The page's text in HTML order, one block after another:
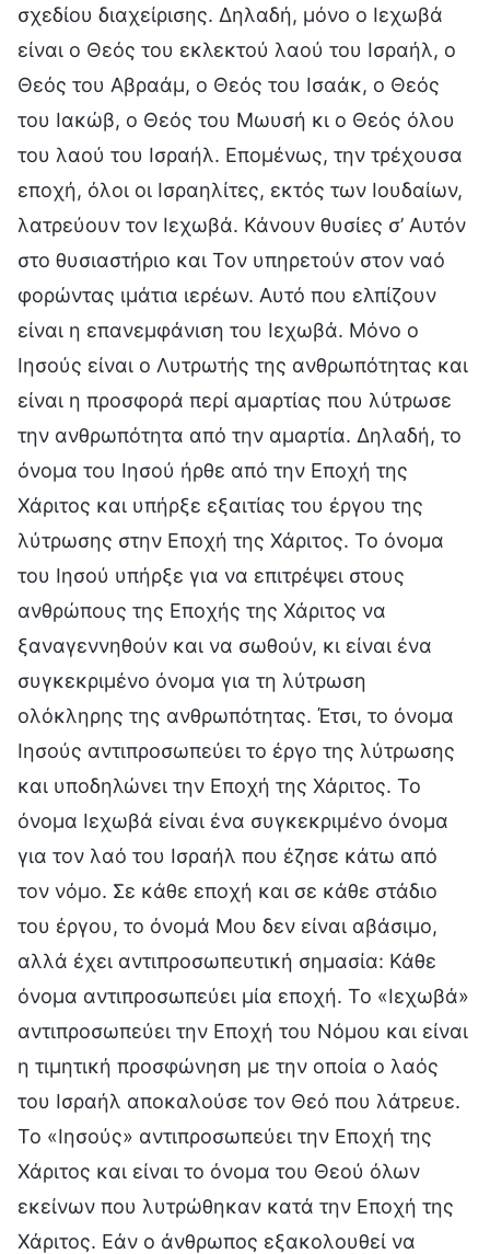
σχεδίου διαχείρισης. Δηλαδή, μόνο ο Ιεχωβά
είναι ο Θεός του εκλεκτού λαού του Ισραήλ, ο
Θεός του Αβραάμ, ο Θεός του Ισαάκ, ο Θεός
του Ιακώβ, ο Θεός του Μωυσή κι ο Θεός όλου
του λαού του Ισραήλ. Επομένως, την τρέχουσα
εποχή, όλοι οι Ισραηλίτες, εκτός των Ιουδαίων,
λατρεύουν τον Ιεχωβά. Κάνουν θυσίες σ’ Αυτόν
στο θυσιαστήριο και Τον υπηρετούν στον ναό
φορώντας ιμάτια ιερέων. Αυτό που ελπίζουν
είναι η επανεμφάνιση του Ιεχωβά. Μόνο ο
Ιησούς είναι ο Λυτρωτής της ανθρωπότητας και
είναι η προσφορά περί αμαρτίας που λύτρωσε
την ανθρωπότητα από την αμαρτία. Δηλαδή, το
όνομα του Ιησού ήρθε από την Εποχή της
Χάριτος και υπήρξε εξαιτίας του έργου της
λύτρωσης στην Εποχή της Χάριτος. Το όνομα
του Ιησού υπήρξε για να επιτρέψει στους
ανθρώπους της Εποχής της Χάριτος να
ξαναγεννηθούν και να σωθούν, κι είναι ένα
συγκεκριμένο όνομα για τη λύτρωση
ολόκληρης της ανθρωπότητας. Έτσι, το όνομα
Ιησούς αντιπροσωπεύει το έργο της λύτρωσης
και υποδηλώνει την Εποχή της Χάριτος. Το
όνομα Ιεχωβά είναι ένα συγκεκριμένο όνομα
για τον λαό του Ισραήλ που έζησε κάτω από
τον νόμο. Σε κάθε εποχή και σε κάθε στάδιο
του έργου, το όνομά Μου δεν είναι αβάσιμο,
αλλά έχει αντιπροσωπευτική σημασία: Κάθε
όνομα αντιπροσωπεύει μία εποχή. Το «Ιεχωβά»
αντιπροσωπεύει την Εποχή του Νόμου και είναι
η τιμητική προσφώνηση με την οποία ο λαός
του Ισραήλ αποκαλούσε τον Θεό που λάτρευε.
Το «Ιησούς» αντιπροσωπεύει την Εποχή της
Χάριτος και είναι το όνομα του Θεού όλων
εκείνων που λυτρώθηκαν κατά την Εποχή της
Χάριτος. Εάν ο άνθρωπος εξακολουθεί να